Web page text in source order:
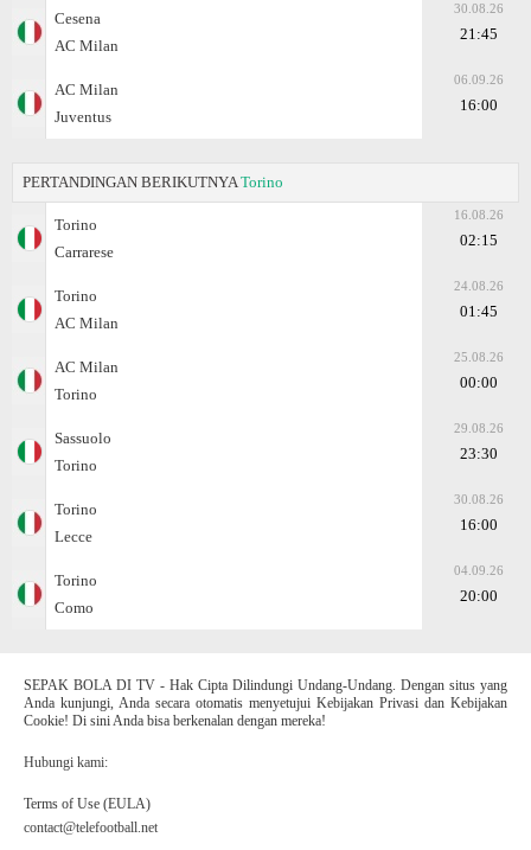
Cesena
AC Milan
30.08.26
21:45
AC Milan
Juventus
06.09.26
16:00
PERTANDINGAN BERIKUTNYA Torino
Torino
Carrarese
16.08.26
02:15
Torino
AC Milan
24.08.26
01:45
AC Milan
Torino
25.08.26
00:00
Sassuolo
Torino
29.08.26
23:30
Torino
Lecce
30.08.26
16:00
Torino
Como
04.09.26
20:00
SEPAK BOLA DI TV - Hak Cipta Dilindungi Undang-Undang. Dengan situs yang
Anda kunjungi, Anda secara otomatis menyetujui Kebijakan Privasi dan Kebijakan
Cookie! Di sini Anda bisa berkenalan dengan mereka!
Hubungi kami:
Terms of Use (EULA)
contact@telefootball.net